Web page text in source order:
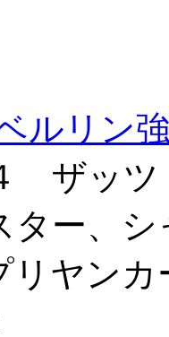
ルリン
ザッツ
ター、
リヤン